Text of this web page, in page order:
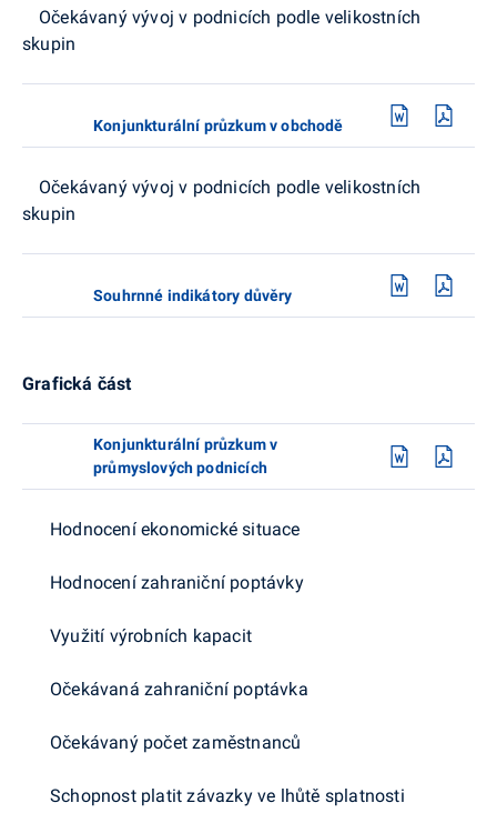
Očekávaný vývoj v podnicích podle velikostních
skupin
Konjunkturální průzkum v obchodě
Očekávaný vývoj v podnicích podle velikostních
skupin
Souhrnné indikátory důvěry
Grafická část
Konjunkturální průzkum v
průmyslových podnicích
Hodnocení ekonomické situace
Hodnocení zahraniční poptávky
Využití výrobních kapacit
Očekávaná zahraniční poptávka
Očekávaný počet zaměstnanců
Schopnost platit závazky ve lhůtě splatnosti